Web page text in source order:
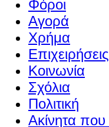
Φόροι
Αγορά
Χρήμα
Επιχειρήσεις
Κοινωνία
Σχόλια
Πολιτική
Ακίνητα